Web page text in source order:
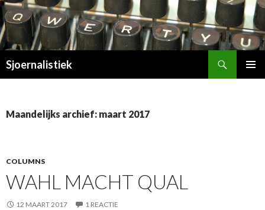
Sjoernalistiek
Maandelijks archief: maart 2017
COLUMNS
WAHL MACHT QUAL
12 MAART 2017 1 REACTIE